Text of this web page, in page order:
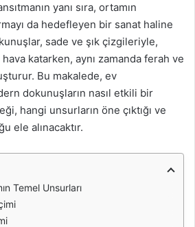
yanı sıra, ortamın
da hedefleyen bir sanat haline
sade ve şık çizgileriyle,
katarken, aynı zamanda ferah ve
Bu makalede, ev
dokunuşların nasıl etkili bir
hangi unsurların öne çıktığı ve
ele alınacaktır.
Temel Unsurları